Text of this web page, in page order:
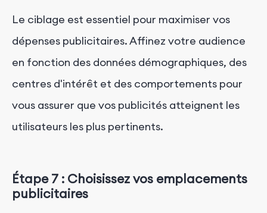
Le ciblage est essentiel pour maximiser vos
dépenses publicitaires. Affinez votre audience
en fonction des données démographiques, des
centres d'intérêt et des comportements pour
vous assurer que vos publicités atteignent les
utilisateurs les plus pertinents.
Étape 7 : Choisissez vos emplacements
publicitaires